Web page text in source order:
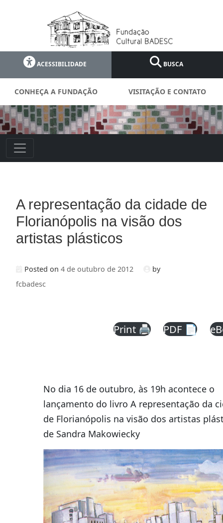
ACESSIBILIDADE BUSCA
CONHEÇA A FUNDAÇÃO VISITAÇÃO E CONTATO
A representação da cidade de
Florianópolis na visão dos
artistas plásticos
Posted on 4 de outubro de 2012
by
fcbadesc
Print 🖨 PDF 📄
No dia 16 de outubro, às 19h acontece o
lançamento do livro A representação da
de Florianópolis na visão dos artistas
de Sandra Makowiecky